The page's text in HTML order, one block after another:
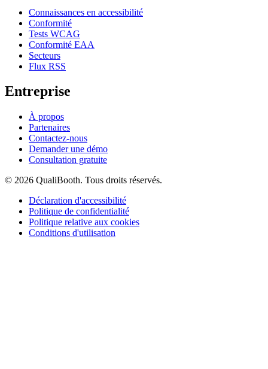
Connaissances en accessibilité
Conformité
Tests WCAG
Conformité EAA
Secteurs
Flux RSS
Entreprise
À propos
Partenaires
Contactez-nous
Demander une démo
Consultation gratuite
© 2026 QualiBooth. Tous droits réservés.
Déclaration d'accessibilité
Politique de confidentialité
Politique relative aux cookies
Conditions d'utilisation